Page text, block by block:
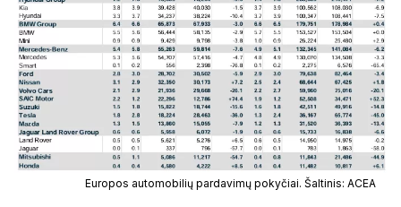
Europos automobilių pardavimų pokyčiai. Šaltinis: ACEA